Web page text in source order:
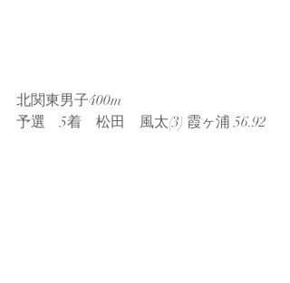
北関東男子400m
予選　5着　松田　風太(3) 霞ヶ浦 56.92